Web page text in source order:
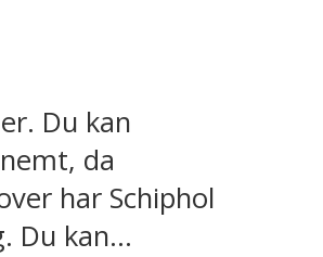
Du kan
da
har Schiphol
Du kan...